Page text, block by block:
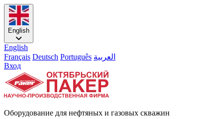
English
English
Français Deutsch Português العربية
Вход
Оборудование для нефтяных и газовых скважин